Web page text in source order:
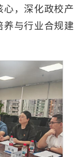
心，深化政校产
养与行业合规建